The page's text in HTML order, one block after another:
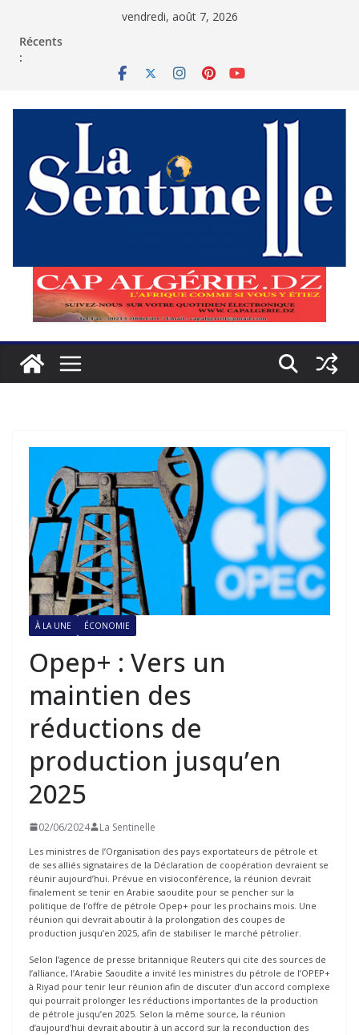
vendredi, août 7, 2026
Récents
:
À LA UNE ÉCONOMIE
Opep+ : Vers un
maintien des
réductions de
production jusqu’en
2025
02/06/2024 La Sentinelle
Les ministres de l’Organisation des pays exportateurs de pétrole et
de ses alliés signataires de la Déclaration de coopération devraient se
réunir aujourd’hui. Prévue en visioconférence, la réunion devrait
finalement se tenir en Arabie saoudite pour se pencher sur la
politique de l’offre de pétrole Opep+ pour les prochains mois. Une
réunion qui devrait aboutir à la prolongation des coupes de
production jusqu’en 2025, afin de stabiliser le marché pétrolier.
Selon l’agence de presse britannique Reuters qui cite des sources de
l’alliance, l’Arabie Saoudite a invité les ministres du pétrole de l’OPEP+
à Riyad pour tenir leur réunion afin de discuter d’un accord complexe
qui pourrait prolonger les réductions importantes de la production
de pétrole jusqu’en 2025. Selon la même source, la réunion
d’aujourd’hui devrait aboutir à un accord sur la reconduction des